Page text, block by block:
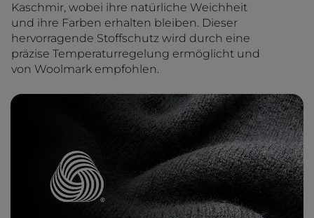
Kaschmir, wobei ihre natürliche Weichheit
und ihre Farben erhalten bleiben. Dieser
hervorragende Stoffschutz wird durch eine
präzise Temperaturregelung ermöglicht und
von Woolmark empfohlen.